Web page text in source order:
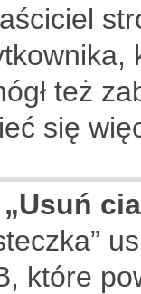
też
się
które